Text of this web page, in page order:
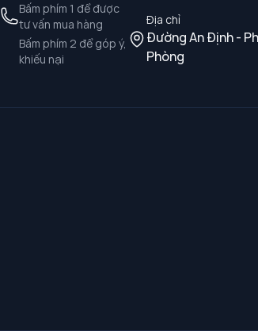
Bấm phím 1 để được
tư vấn mua hàng
Bấm phím 2 để góp ý,
khiếu nại
Địa chỉ
Đường An Định -
Phòng